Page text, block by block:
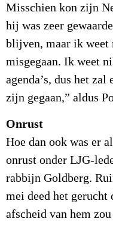
Misschien kon zijn
hij was zeer
blijven, maar ik weet
misgegaan. Ik weet
agenda’s, dus het
zijn gegaan,” aldus
Onrust
Hoe dan ook was er
onrust onder LJG-
rabbijn Goldberg.
mei deed het gerucht
afscheid van hem